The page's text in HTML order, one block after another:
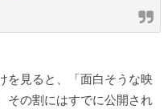
を見ると、「面白そうな映
その割にはすでに公開され